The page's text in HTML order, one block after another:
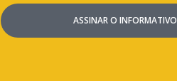
ASSINAR O INFORMATIVO